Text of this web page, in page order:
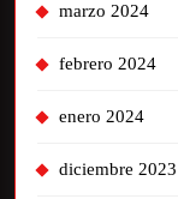
marzo 2024
febrero 2024
enero 2024
diciembre 2023